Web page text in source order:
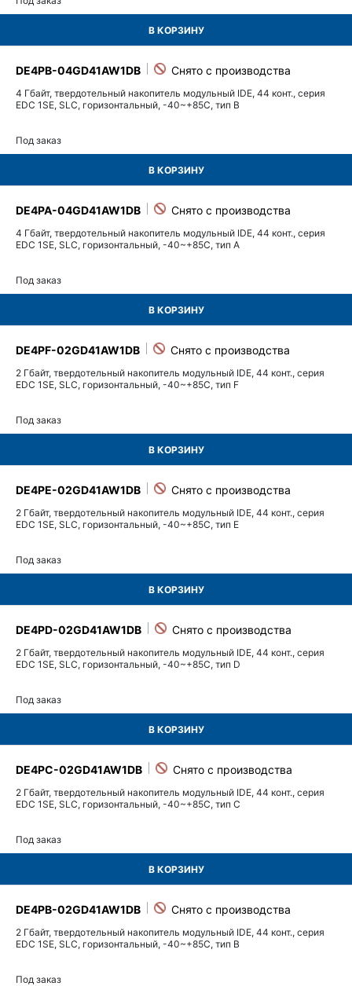
В КОРЗИНУ
DE4PB-04GD41AW1DB
4 Гбайт, твердотельный накопитель модульный IDE, 44 конт., серия
EDC 1SE, SLC, горизонтальный, -40~+85C, тип B
Под заказ
В КОРЗИНУ
DE4PA-04GD41AW1DB
4 Гбайт, твердотельный накопитель модульный IDE, 44 конт., серия
EDC 1SE, SLC, горизонтальный, -40~+85C, тип A
Под заказ
В КОРЗИНУ
DE4PF-02GD41AW1DB
2 Гбайт, твердотельный накопитель модульный IDE, 44 конт., серия
EDC 1SE, SLC, горизонтальный, -40~+85C, тип F
Под заказ
В КОРЗИНУ
DE4PE-02GD41AW1DB
2 Гбайт, твердотельный накопитель модульный IDE, 44 конт., серия
EDC 1SE, SLC, горизонтальный, -40~+85C, тип E
Под заказ
В КОРЗИНУ
DE4PD-02GD41AW1DB
2 Гбайт, твердотельный накопитель модульный IDE, 44 конт., серия
EDC 1SE, SLC, горизонтальный, -40~+85C, тип D
Под заказ
В КОРЗИНУ
DE4PC-02GD41AW1DB
2 Гбайт, твердотельный накопитель модульный IDE, 44 конт., серия
EDC 1SE, SLC, горизонтальный, -40~+85C, тип C
Под заказ
В КОРЗИНУ
DE4PB-02GD41AW1DB
2 Гбайт, твердотельный накопитель модульный IDE, 44 конт., серия
EDC 1SE, SLC, горизонтальный, -40~+85C, тип B
Под заказ